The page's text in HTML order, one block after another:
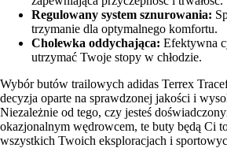
Regulowany system sznurowania:
trzymanie dla optymalnego komfortu.
Cholewka oddychająca: Efektywna
utrzymać Twoje stopy w chłodzie.
Wybór butów trailowych adidas Terrex
decyzja oparte na sprawdzonej jakości i
Niezależnie od tego, czy jesteś
okazjonalnym wędrowcem, te buty będą Ci
wszystkich Twoich eksploracjach i